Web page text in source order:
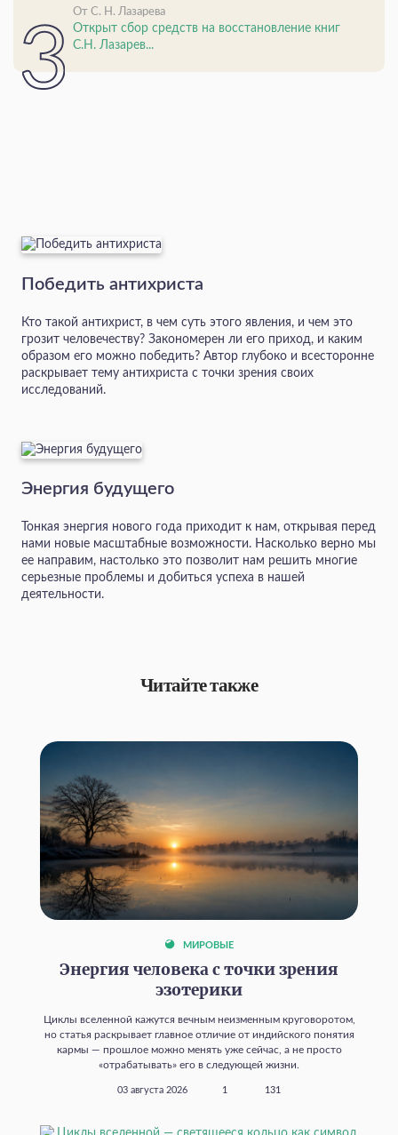
От С. Н. Лазарева
Открыт сбор средств на восстановление книг
С.Н. Лазарев...
Победить антихриста
Кто такой антихрист, в чем суть этого явления, и чем это
грозит человечеству? Закономерен ли его приход, и каким
образом его можно победить? Автор глубоко и всесторонне
раскрывает тему антихриста с точки зрения своих
исследований.
Энергия будущего
Тонкая энергия нового года приходит к нам, открывая перед
нами новые масштабные возможности. Насколько верно мы
ее направим, настолько это позволит нам решить многие
серьезные проблемы и добиться успеха в нашей
деятельности.
Читайте также
МИРОВЫЕ
Энергия человека с точки зрения
эзотерики
Циклы вселенной кажутся вечным неизменным круговоротом,
но статья раскрывает главное отличие от индийского понятия
кармы — прошлое можно менять уже сейчас, а не просто
«отрабатывать» его в следующей жизни.
03 августа 2026 1 131